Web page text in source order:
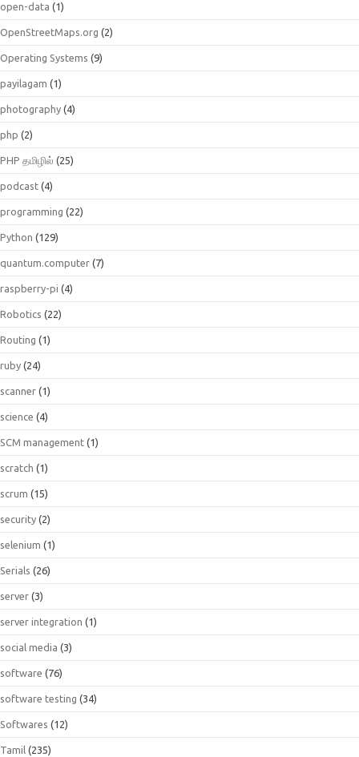
open-data (1)
OpenStreetMaps.org (2)
Operating Systems (9)
payilagam (1)
photography (4)
php (2)
PHP தமிழில் (25)
podcast (4)
programming (22)
Python (129)
quantum.computer (7)
raspberry-pi (4)
Robotics (22)
Routing (1)
ruby (24)
scanner (1)
science (4)
SCM management (1)
scratch (1)
scrum (15)
security (2)
selenium (1)
Serials (26)
server (3)
server integration (1)
social media (3)
software (76)
software testing (34)
Softwares (12)
Tamil (235)